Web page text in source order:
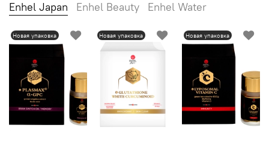
Enhel Japan Enhel Beauty Enhel Water
Новая упаковка Новая упаковка Новая упаковка